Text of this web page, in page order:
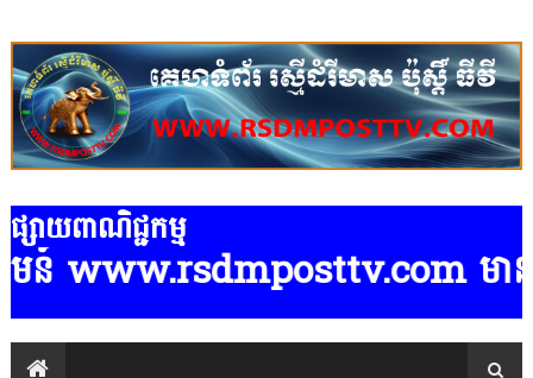
ផ្សាយពាណិជ្ជកម្ម
www.rsdmposttv.com មានទទួ